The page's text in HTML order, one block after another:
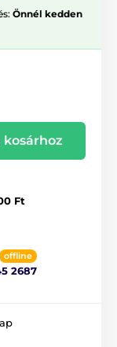
Önnél kedden
kosárhoz
Ft
offline
2687